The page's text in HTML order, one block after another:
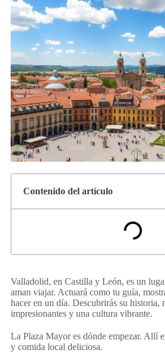
Contenido del artículo
Valladolid, en Castilla y León, es un
aman viajar. Actuará como tu guía,
hacer en un día. Descubrirás su historia,
impresionantes y una cultura vibrante.
La Plaza Mayor es dónde empezar. Allí
y comida local deliciosa.